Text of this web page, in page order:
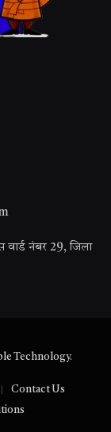
वार्ड नंबर 29, जिला
Technology.
Contact Us